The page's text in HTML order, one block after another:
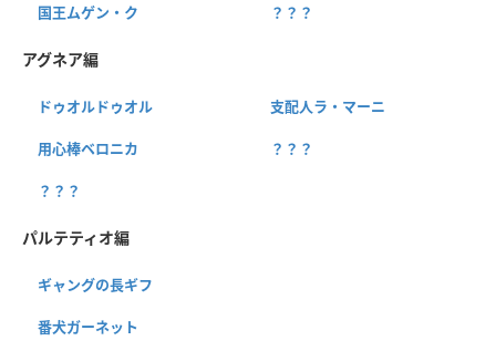
国王ムゲン・ク ？？？
アグネア編
ドゥオルドゥオル 支配人ラ・マーニ
用心棒ベロニカ ？？？
？？？
パルテティオ編
ギャングの長ギフ
番犬ガーネット